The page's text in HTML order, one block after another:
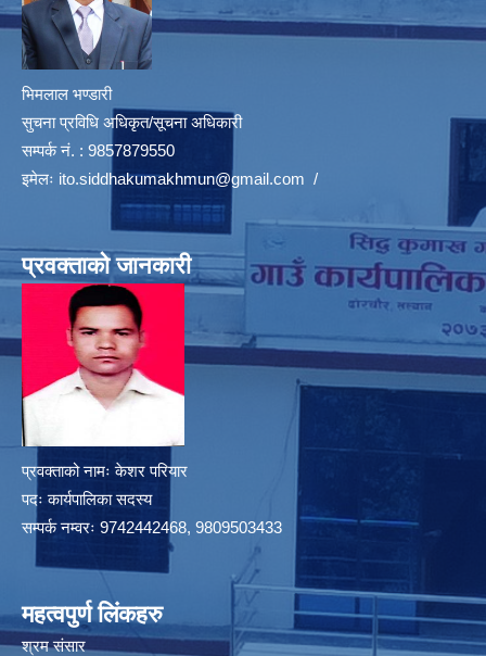
भिमलाल भण्डारी
सुचना प्रविधि अधिकृत/सूचना अधिकारी
सम्पर्क नं. : 9857879550
इमेलः ito.siddhakumakhmun@gmail.com /
प्रवक्ताको जानकारी
प्रवक्ताको नामः केशर परियार
पदः कार्यपालिका सदस्य
सम्पर्क नम्वरः 9742442468, 9809503433
महत्वपुर्ण लिंकहरु
श्रम संसार